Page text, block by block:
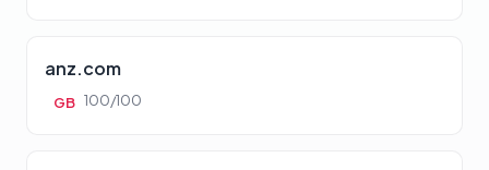
anz.com
GB 100/100